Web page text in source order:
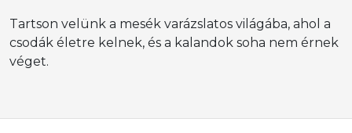
Tartson velünk a mesék varázslatos világába, ahol a
csodák életre kelnek, és a kalandok soha nem érnek
véget.